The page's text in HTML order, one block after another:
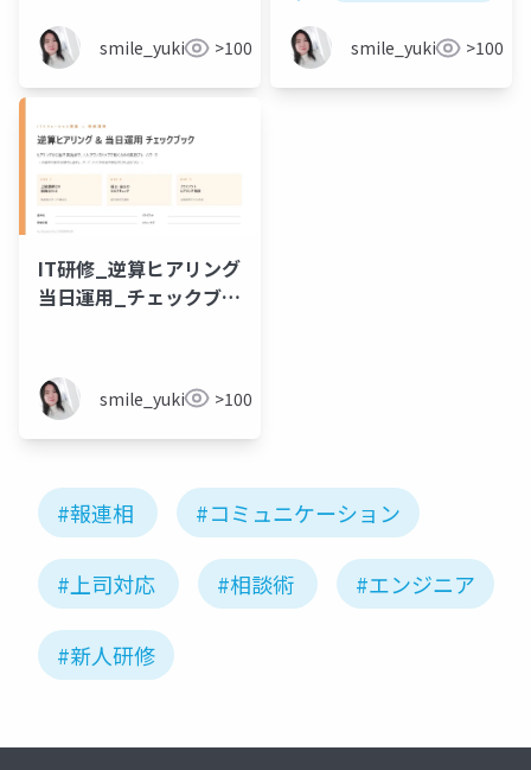
smile_yukiko_it>100 smile_yukiko_it>100
IT研修_逆算ヒアリング
当日運用_チェックブッ
smile_yukiko_it>100
#報連相 #コミュニケーション
#上司対応 #相談術 #エンジニア
#新人研修